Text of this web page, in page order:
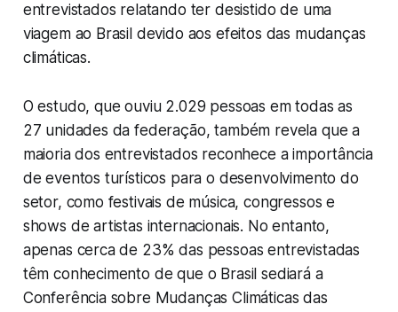
entrevistados relatando ter desistido de uma
viagem ao Brasil devido aos efeitos das mudanças
climáticas.
O estudo, que ouviu 2.029 pessoas em todas as
27 unidades da federação, também revela que a
maioria dos entrevistados reconhece a importância
de eventos turísticos para o desenvolvimento do
setor, como festivais de música, congressos e
shows de artistas internacionais. No entanto,
apenas cerca de 23% das pessoas entrevistadas
têm conhecimento de que o Brasil sediará a
Conferência sobre Mudanças Climáticas das